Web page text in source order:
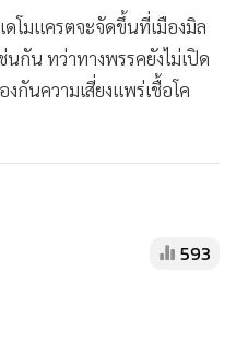
โมแครตจะจัดขึ้นที่เมืองมิล
กัน ทว่าทางพรรคยังไม่เปิด
งกันความเสี่ยงแพร่เชื้อโค
593